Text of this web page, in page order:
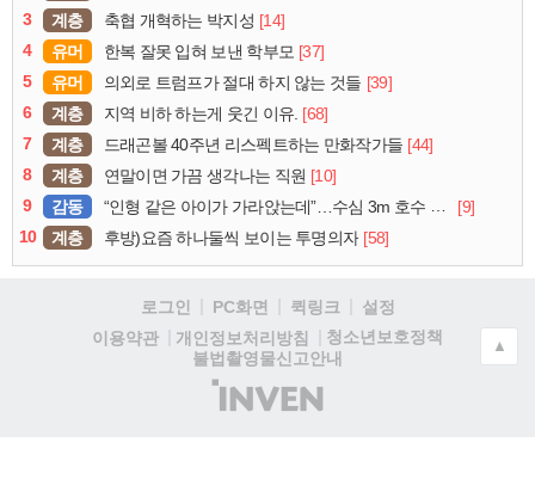
3
계층 축협 개혁하는 박지성 [14]
4
유머 한복 잘못 입혀 보낸 학부모 [37]
5
유머 의외로 트럼프가 절대 하지 않는 것들 [39]
6
계층 지역 비하 하는게 웃긴 이유. [68]
7
계층 드래곤볼 40주년 리스펙트하는 만화작가들 [44]
8
계층 연말이면 가끔 생각나는 직원 [10]
9
감동 “인형 같은 아이가 가라앉는데”…수심 3m 호수 뛰어든 60대 의인
[9]
10
계층 후방)요즘 하나둘씩 보이는 투명의자 [58]
로그인 PC화면 퀵링크
설정
이용약관
개인정보처리방침
청소년보호정책
불법촬영물신고안내
(주)
인
▲